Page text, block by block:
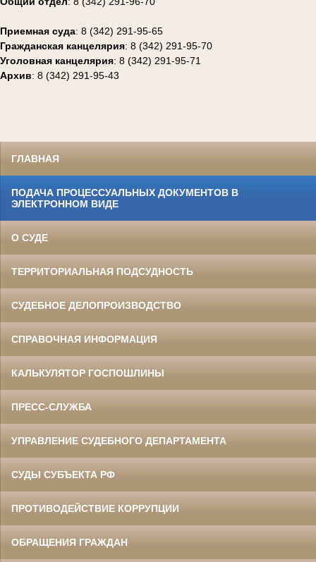
Приемная суда: 8 (342) 291-95-65
Гражданская канцелярия: 8 (342) 291-95-70
Уголовная канцелярия: 8 (342) 291-95-71
Архив: 8 (342) 291-95-43
ГЛАВНАЯ
ПОДАЧА ПРОЦЕССУАЛЬНЫХ ДОКУМЕНТОВ В
ЭЛЕКТРОННОМ ВИДЕ
О СУДЕ
ТЕРРИТОРИАЛЬНАЯ ПОДСУДНОСТЬ
СУДЕБНОЕ ДЕЛОПРОИЗВОДСТВО
СПРАВОЧНАЯ ИНФОРМАЦИЯ
КАЛЬКУЛЯТОР ГОСПОШЛИНЫ
ПРЕСС-СЛУЖБА
УПРАВЛЕНИЕ СУДЕБНОГО ДЕПАРТАМЕНТА
СУДЫ СУБЪЕКТА РФ
ПРОТИВОДЕЙСТВИЕ КОРРУПЦИИ
ОБРАЩЕНИЯ ГРАЖДАН